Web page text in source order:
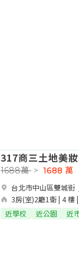
317商三土地美妝
台北市中山區雙城街​
3房(室)2廳1衛 | 4 樓
1688萬 > 1688 萬
近學校 近公園 近